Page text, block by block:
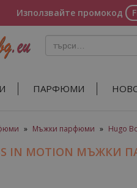
Използвайте промокод
ПАРФЮМИ
» Мъжки парфюми » Hugo
IN MOTION МЪЖКИ